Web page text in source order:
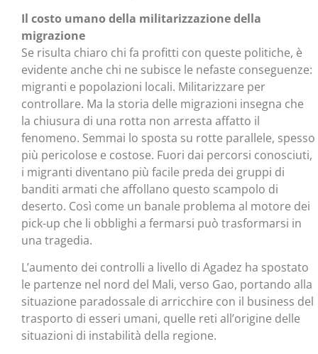
Il costo umano della militarizzazione della
migrazione
Se risulta chiaro chi fa profitti con queste politiche, è
evidente anche chi ne subisce le nefaste conseguenze:
migranti e popolazioni locali. Militarizzare per
controllare. Ma la storia delle migrazioni insegna che
la chiusura di una rotta non arresta affatto il
fenomeno. Semmai lo sposta su rotte parallele, spesso
più pericolose e costose. Fuori dai percorsi conosciuti,
i migranti diventano più facile preda dei gruppi di
banditi armati che affollano questo scampolo di
deserto. Così come un banale problema al motore dei
pick-up che li obblighi a fermarsi può trasformarsi in
una tragedia.
L’aumento dei controlli a livello di Agadez ha spostato
le partenze nel nord del Mali, verso Gao, portando alla
situazione paradossale di arricchire con il business del
trasporto di esseri umani, quelle reti all’origine delle
situazioni di instabilità della regione.